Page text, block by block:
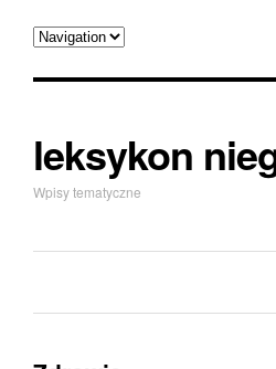
leksykon
Wpisy tematyczne